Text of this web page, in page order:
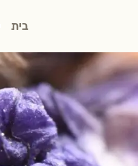
בית